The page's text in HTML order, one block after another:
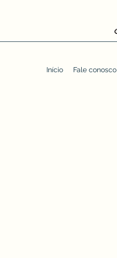
Início Fale conosco